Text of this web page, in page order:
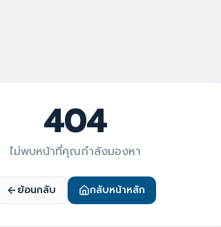
404
ไม่พบหน้าที่คุณกำลังมองหา
ย้อนกลับ กลับหน้าหลัก